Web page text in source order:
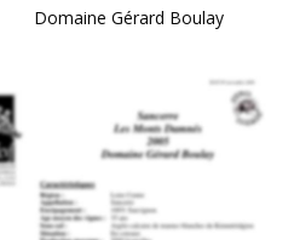
Domaine Gérard Boulay